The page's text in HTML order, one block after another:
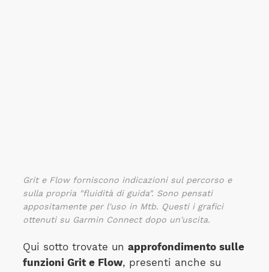
Grit e Flow forniscono indicazioni sul percorso e
sulla propria "fluidità di guida". Sono pensati
appositamente per l'uso in Mtb. Questi i grafici
ottenuti su Garmin Connect dopo un'uscita.
Qui sotto trovate un approfondimento sulle
funzioni Grit e Flow, presenti anche su